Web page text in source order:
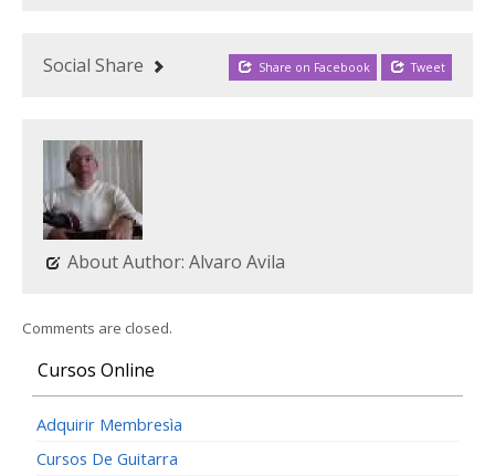
Social Share Share on Facebook Tweet
About Author: Alvaro Avila
Comments are closed.
Cursos Online
Adquirir Membresìa
Cursos De Guitarra